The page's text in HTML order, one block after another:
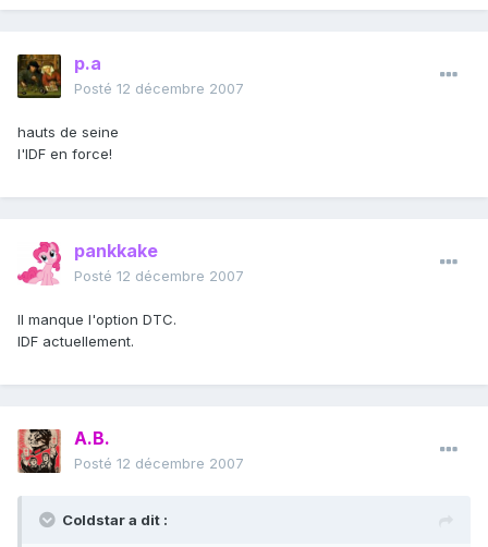
p.a
Posté 12 décembre 2007
hauts de seine
l'IDF en force!
pankkake
Posté 12 décembre 2007
Il manque l'option DTC.
IDF actuellement.
A.B.
Posté 12 décembre 2007
Coldstar a dit :